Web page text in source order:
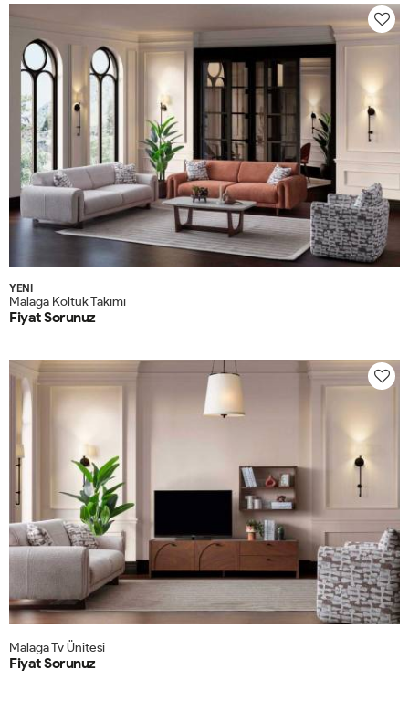
YENİ
Malaga Koltuk Takımı
Fiyat Sorunuz
Malaga Tv Ünitesi
Fiyat Sorunuz